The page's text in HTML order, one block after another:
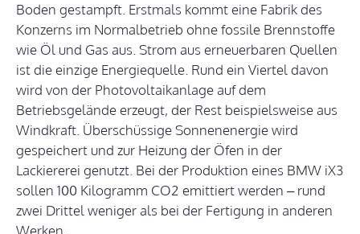
Boden gestampft. Erstmals kommt eine Fabrik des
Konzerns im Normalbetrieb ohne fossile Brennstoffe
wie Öl und Gas aus. Strom aus erneuerbaren Quellen
ist die einzige Energiequelle. Rund ein Viertel davon
wird von der Photovoltaikanlage auf dem
Betriebsgelände erzeugt, der Rest beispielsweise aus
Windkraft. Überschüssige Sonnenenergie wird
gespeichert und zur Heizung der Öfen in der
Lackiererei genutzt. Bei der Produktion eines BMW iX3
sollen 100 Kilogramm CO2 emittiert werden – rund
zwei Drittel weniger als bei der Fertigung in anderen